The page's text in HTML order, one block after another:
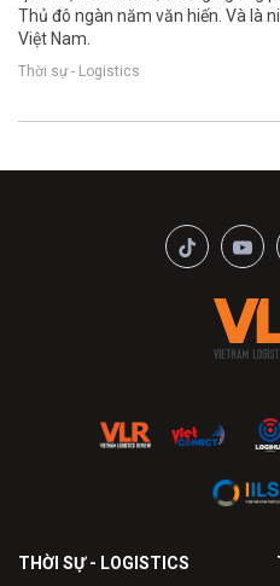
Thủ đô ngàn năm văn hiến. Và là
Việt Nam.
Thời sự - Logistics
THỜI SỰ - LOGISTICS